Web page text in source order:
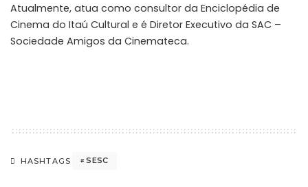
Atualmente, atua como consultor da Enciclopédia de
Cinema do Itaú Cultural e é Diretor Executivo da SAC –
Sociedade Amigos da Cinemateca.
HASHTAGS SESC